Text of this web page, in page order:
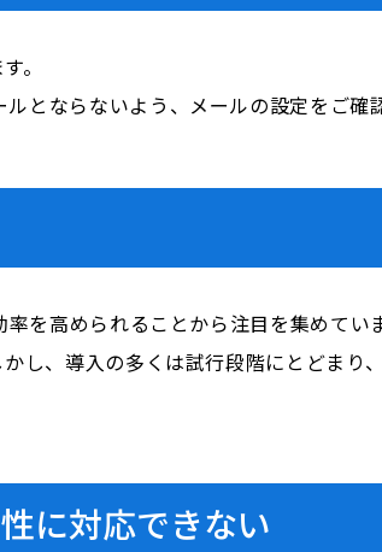
。
ならないよう、メールの設定をご確
を高められることから注目を集めてい
し、導入の多くは試行段階にとどまり
に対応できない